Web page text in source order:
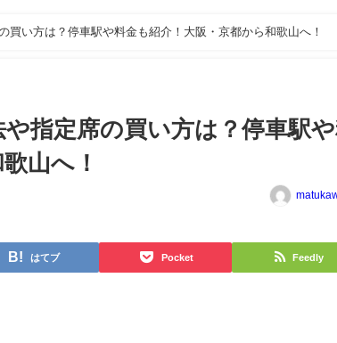
買い方は？停車駅や料金も紹介！大阪・京都から和歌山へ！
や指定席の買い方は？停車駅
山へ！
はてブ Pocket Feedly